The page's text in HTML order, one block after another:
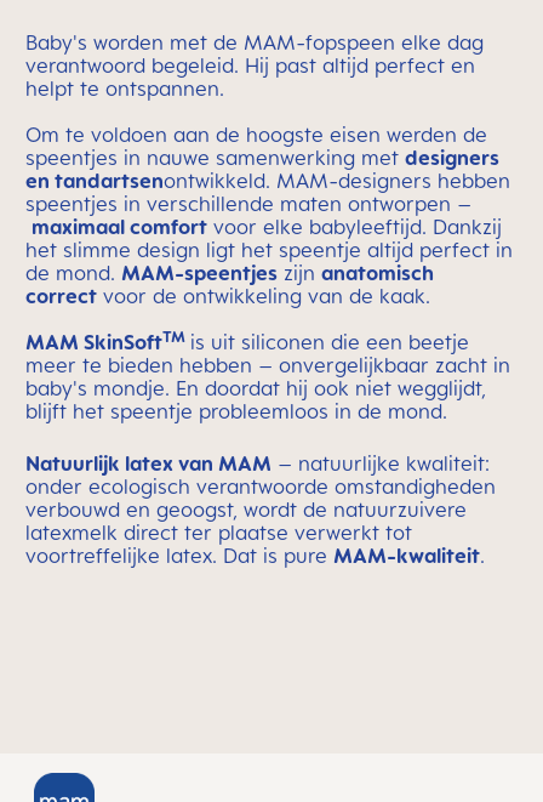
Baby's worden met de MAM-fopspeen elke dag
verantwoord begeleid. Hij past altijd perfect en
helpt te ontspannen.
Om te voldoen aan de hoogste eisen werden de
speentjes in nauwe samenwerking met designers
en tandartsenontwikkeld. MAM-designers hebben
speentjes in verschillende maten ontworpen –
maximaal comfort voor elke babyleeftijd. Dankzij
het slimme design ligt het speentje altijd perfect in
de mond. MAM-speentjes zijn anatomisch
correct voor de ontwikkeling van de kaak.
MAM SkinSoftTM is uit siliconen die een beetje
meer te bieden hebben – onvergelijkbaar zacht in
baby's mondje. En doordat hij ook niet wegglijdt,
blijft het speentje probleemloos in de mond.
Natuurlijk latex van MAM – natuurlijke kwaliteit:
onder ecologisch verantwoorde omstandigheden
verbouwd en geoogst, wordt de natuurzuivere
latexmelk direct ter plaatse verwerkt tot
voortreffelijke latex. Dat is pure MAM-kwaliteit.